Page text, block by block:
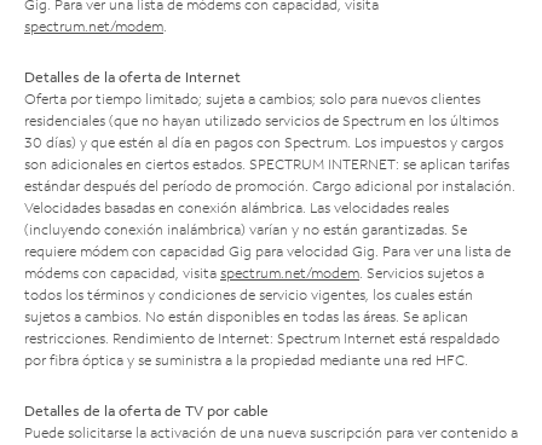
Gig. Para ver una lista de módems con capacidad, visita
spectrum.net/modem
Detalles de la oferta de Internet
Oferta por tiempo limitado; sujeta a cambios; solo para nuevos clientes
residenciales (que no hayan utilizado servicios de Spectrum en los últimos
30 días) y que estén al día en pagos con Spectrum. Los impuestos y cargos
son adicionales en ciertos estados. SPECTRUM INTERNET: se aplican tarifas
estándar después del período de promoción. Cargo adicional por instalación.
Velocidades basadas en conexión alámbrica. Las velocidades reales
(incluyendo conexión inalámbrica) varían y no están garantizadas. Se
requiere módem con capacidad Gig para velocidad Gig. Para ver una lista de
módems con capacidad, visita spectrum.net/modem . Servicios sujetos a
todos los términos y condiciones de servicio vigentes, los cuales están
sujetos a cambios. No están disponibles en todas las áreas. Se aplican
restricciones. Rendimiento de Internet: Spectrum Internet está respaldado
por fibra óptica y se suministra a la propiedad mediante una red HFC.
Detalles de la oferta de TV por cable
Puede solicitarse la activación de una nueva suscripción para ver contenido a